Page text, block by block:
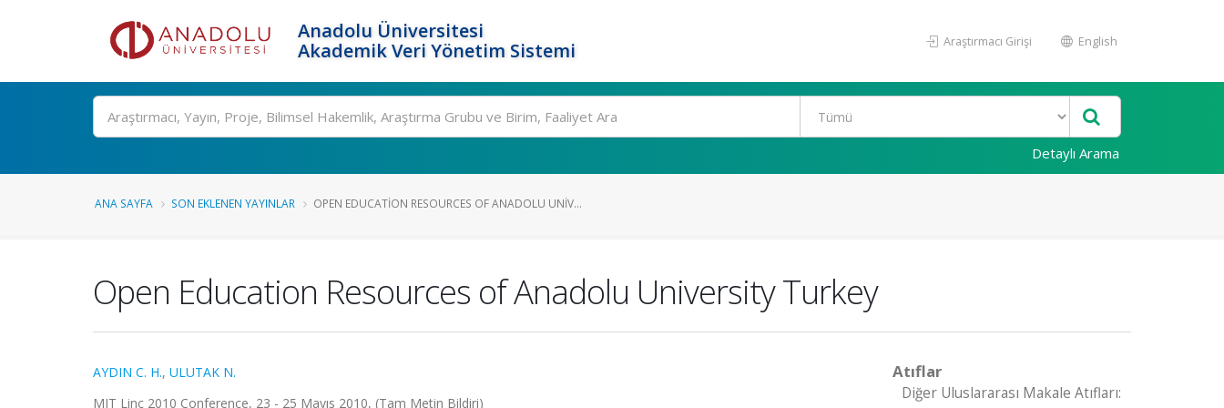
Anadolu Üniversitesi
Akademik Veri Yönetim Sistemi
Araştırmacı Girişi English
Ara
Detaylı Arama
ANA SAYFA SON EKLENEN YAYINLAR OPEN EDUCATION RESOURCES OF ANADOLU UNIV...
Open Education Resources of Anadolu University Turkey
AYDIN C. H., ULUTAK N.
MIT Linc 2010 Conference, 23 - 25 Mayıs 2010, (Tam Metin Bildiri)
Atıflar
Diğer Uluslararası Makale Atıfları: